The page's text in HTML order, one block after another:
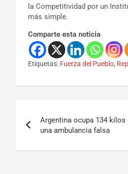
la Competitividad por un
más simple.
Comparte esta noticia
Etiquetas: Fuerza del Pueblo,
Argentina ocupa 134
una ambulancia falsa